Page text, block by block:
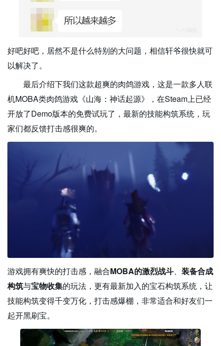
好吧好吧，居然不是什么特别的大问题，相信轩爷很快就可
以解决了。
最后介绍下我们这款超爽的肉鸽游戏，这是一款多人联
机MOBA类肉鸽游戏《山海：神话起源》，在Steam上已经
开放了Demo版本的免费试玩了，最新的技能构筑系统，玩
家们都反馈打击感很爽的。
游戏拥有爽快的打击感，融合MOBA的激烈战斗、 装备合成
构筑与宝物收集的玩法，更有最新加入的宝石构筑系统，让
技能构筑变得千变万化，打击感爆棚，非常适合和好友们一
起开黑刷宝。